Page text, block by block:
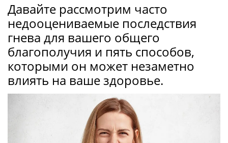
Давайте рассмотрим часто
недооцениваемые последствия
гнева для вашего общего
благополучия и пять способов,
которыми он может незаметно
влиять на ваше здоровье.